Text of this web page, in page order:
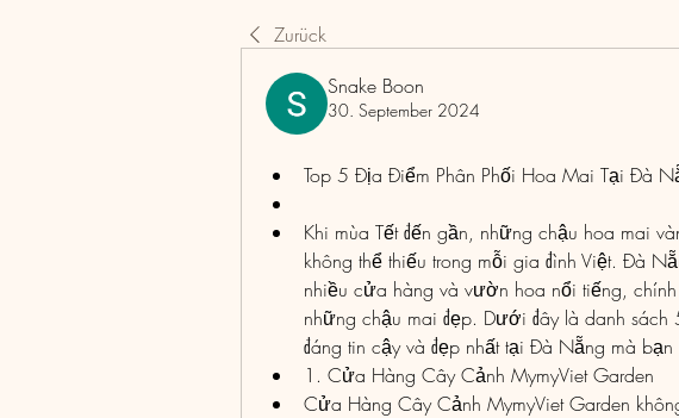
Zurück
Snake Boon
30. September 2024
Top 5 Địa Điểm Phân Phối Hoa Mai Tại Đà
Khi mùa Tết đến gần, những chậu hoa mai
không thể thiếu trong mỗi gia đình Việt. Đà
nhiều cửa hàng và vườn hoa nổi tiếng,
những chậu mai đẹp. Dưới đây là danh sách
đáng tin cậy và đẹp nhất tại Đà Nẵng mà
1. Cửa Hàng Cây Cảnh MymyViet Garden
Cửa Hàng Cây Cảnh MymyViet Garden